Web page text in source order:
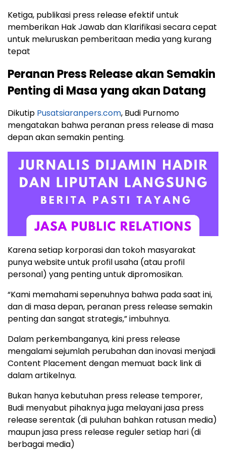
Ketiga, publikasi press release efektif untuk
memberikan Hak Jawab dan Klarifikasi secara cepat
untuk meluruskan pemberitaan media yang kurang
tepat
Peranan Press Release akan Semakin
Penting di Masa yang akan Datang
Dikutip Pusatsiaranpers.com, Budi Purnomo
mengatakan bahwa peranan press release di masa
depan akan semakin penting.
Karena setiap korporasi dan tokoh masyarakat
punya website untuk profil usaha (atau profil
personal) yang penting untuk dipromosikan.
“Kami memahami sepenuhnya bahwa pada saat ini,
dan di masa depan, peranan press release semakin
penting dan sangat strategis,” imbuhnya.
Dalam perkembanganya, kini press release
mengalami sejumlah perubahan dan inovasi menjadi
Content Placement dengan memuat back link di
dalam artikelnya.
Bukan hanya kebutuhan press release temporer,
Budi menyabut pihaknya juga melayani jasa press
release serentak (di puluhan bahkan ratusan media)
maupun jasa press release reguler setiap hari (di
berbagai media)